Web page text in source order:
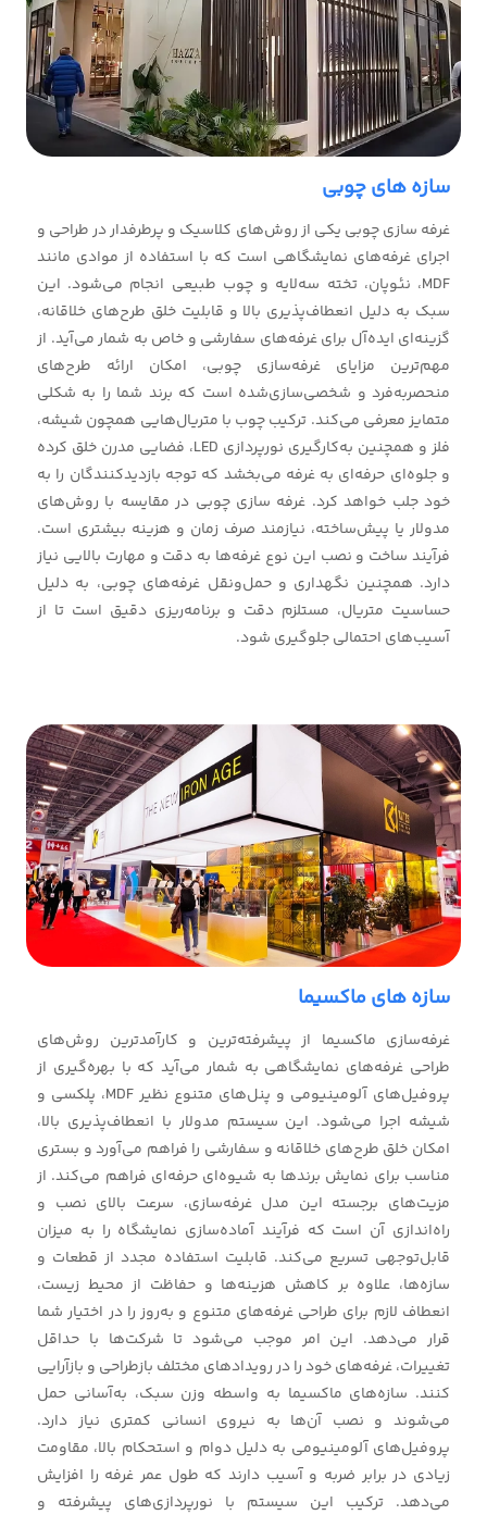
سازه های چوبی
غرفه سازی چوبی یکی از روش‌های کلاسیک و پرطرفدار در طراحی و
اجرای غرفه‌های نمایشگاهی است که با استفاده از موادی مانند
MDF، نئوپان، تخته سه‌لایه و چوب طبیعی انجام می‌شود. این
سبک به دلیل انعطاف‌پذیری بالا و قابلیت خلق طرح‌های خلاقانه،
گزینه‌ای ایده‌آل برای غرفه‌های سفارشی و خاص به شمار می‌آید. از
مهم‌ترین مزایای غرفه‌سازی چوبی، امکان ارائه طرح‌های
منحصربه‌فرد و شخصی‌سازی‌شده است که برند شما را به شکلی
متمایز معرفی می‌کند. ترکیب چوب با متریال‌هایی همچون شیشه،
فلز و همچنین به‌کارگیری نورپردازی LED، فضایی مدرن خلق کرده
و جلوه‌ای حرفه‌ای به غرفه می‌بخشد که توجه بازدیدکنندگان را به
خود جلب خواهد کرد. غرفه سازی چوبی در مقایسه با روش‌های
مدولار یا پیش‌ساخته، نیازمند صرف زمان و هزینه بیشتری است.
فرآیند ساخت و نصب این نوع غرفه‌ها به دقت و مهارت بالایی نیاز
دارد. همچنین نگهداری و حمل‌ونقل غرفه‌های چوبی، به دلیل
حساسیت متریال، مستلزم دقت و برنامه‌ریزی دقیق است تا از
آسیب‌های احتمالی جلوگیری شود.
سازه های ماکسیما
غرفه‌سازی ماکسیما از پیشرفته‌ترین و کارآمدترین روش‌های
طراحی غرفه‌های نمایشگاهی به شمار می‌آید که با بهره‌گیری از
پروفیل‌های آلومینیومی و پنل‌های متنوع نظیر MDF، پلکسی و
شیشه اجرا می‌شود. این سیستم مدولار با انعطاف‌پذیری بالا،
امکان خلق طرح‌های خلاقانه و سفارشی را فراهم می‌آورد و بستری
مناسب برای نمایش برندها به شیوه‌ای حرفه‌ای فراهم می‌کند. از
مزیت‌های برجسته این مدل غرفه‌سازی، سرعت بالای نصب و
راه‌اندازی آن است که فرآیند آماده‌سازی نمایشگاه را به میزان
قابل‌توجهی تسریع می‌کند. قابلیت استفاده مجدد از قطعات و
سازه‌ها، علاوه بر کاهش هزینه‌ها و حفاظت از محیط زیست،
انعطاف لازم برای طراحی غرفه‌های متنوع و به‌روز را در اختیار شما
قرار می‌دهد. این امر موجب می‌شود تا شرکت‌ها با حداقل
تغییرات، غرفه‌های خود را در رویدادهای مختلف بازطراحی و بازآرایی
کنند. سازه‌های ماکسیما به واسطه وزن سبک، به‌آسانی حمل
می‌شوند و نصب آن‌ها به نیروی انسانی کمتری نیاز دارد.
پروفیل‌های آلومینیومی به دلیل دوام و استحکام بالا، مقاومت
زیادی در برابر ضربه و آسیب دارند که طول عمر غرفه را افزایش
می‌دهد. ترکیب این سیستم با نورپردازی‌های پیشرفته و